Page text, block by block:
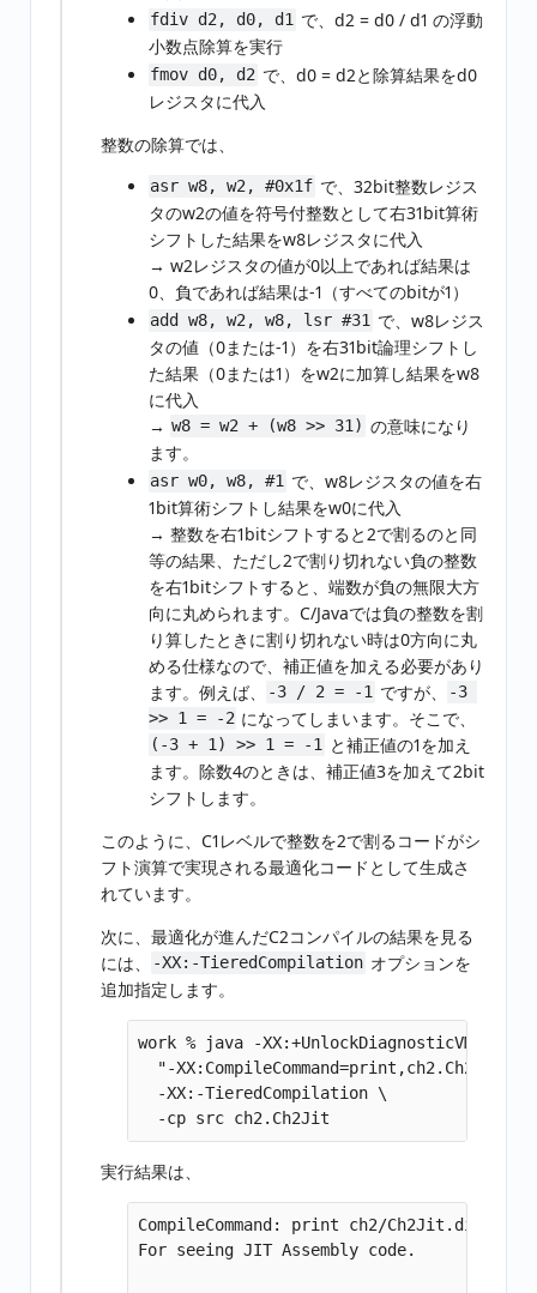
fdiv d2, d0, d1 で、d2 = d0 / d1 の浮動
小数点除算を実行
fmov d0, d2 で、d0 = d2と除算結果をd0
レジスタに代入
整数の除算では、
asr w8, w2, #0x1f で、32bit整数レジス
タのw2の値を符号付整数として右31bit算術
シフトした結果をw8レジスタに代入
→ w2レジスタの値が0以上であれば結果は
0、負であれば結果は-1（すべてのbitが1）
add w8, w2, w8, lsr #31 で、w8レジス
タの値（0または-1）を右31bit論理シフトし
た結果（0または1）をw2に加算し結果をw8
に代入
→ w8 = w2 + (w8 >> 31) の意味になり
ます。
asr w0, w8, #1 で、w8レジスタの値を右
1bit算術シフトし結果をw0に代入
→ 整数を右1bitシフトすると2で割るのと同
等の結果、ただし2で割り切れない負の整数
を右1bitシフトすると、端数が負の無限大方
向に丸められます。C/Javaでは負の整数を割
り算したときに割り切れない時は0方向に丸
める仕様なので、補正値を加える必要があり
ます。例えば、
-3 / 2 = -1 ですが、
-3
>> 1 = -2 になってしまいます。そこで、
(-3 + 1) >> 1 = -1 と補正値の1を加え
ます。除数4のときは、補正値3を加えて2bit
シフトします。
このように、C1レベルで整数を2で割るコードがシ
フト演算で実現される最適化コードとして生成さ
れています。
次に、最適化が進んだC2コンパイルの結果を見る
には、
-XX:-TieredCompilation オプションを
追加指定します。
work % java -
"-
  -XX:-TieredCompilation \
実行結果は、
CompileCommand: print ch2/Ch2Jit.div
For seeing JIT Assembly code.